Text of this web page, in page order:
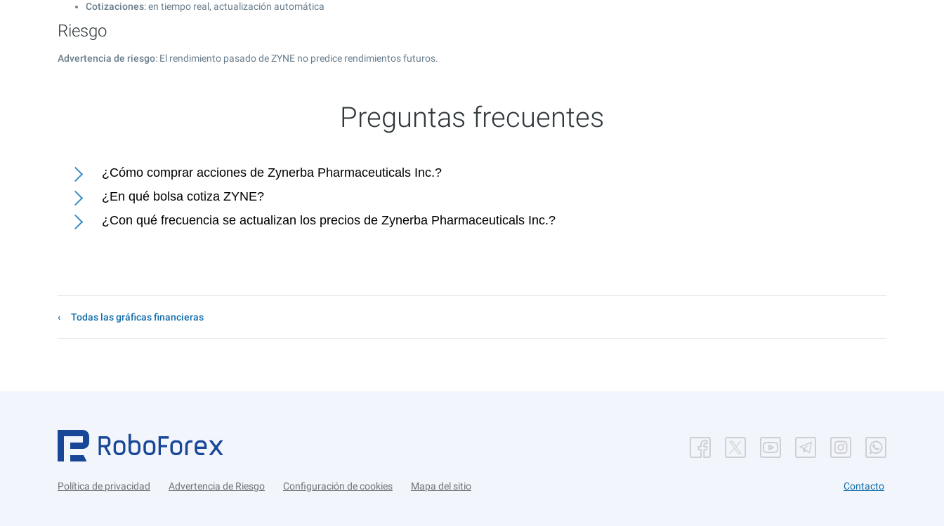
Cotizaciones: en tiempo real, actualización automática
Riesgo
Advertencia de riesgo: El rendimiento pasado de ZYNE no predice rendimientos futuros.
Preguntas frecuentes
¿Cómo comprar acciones de Zynerba Pharmaceuticals Inc.?
¿En qué bolsa cotiza ZYNE?
¿Con qué frecuencia se actualizan los precios de Zynerba Pharmaceuticals Inc.?
Todas las gráficas financieras
Política de privacidad Advertencia de Riesgo Configuración de cookies Mapa del sitio Contacto